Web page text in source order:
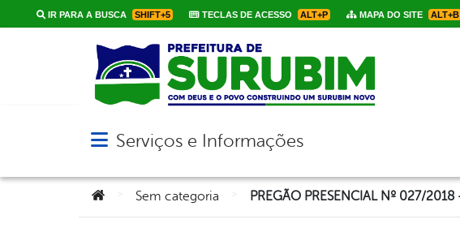
IR PARA A BUSCA SHIFT+5 TECLAS DE ACESSO ALT+P MAPA DO SITE ALT+B
Abrir menu principal de navegação
Serviços e Informações
Você está aqui:Sem categoria